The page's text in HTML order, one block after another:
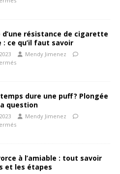
d’une résistance de cigarette
ce qu’il faut savoir
Mendy Jimenez
dure une puff ? Plongée
question
Mendy Jimenez
à l’amiable : tout savoir
et les étapes